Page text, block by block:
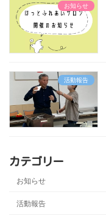
お知らせ
活動報告
カテゴリー
お知らせ
活動報告